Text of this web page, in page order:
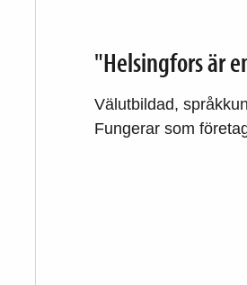
"Helsingfors är
Välutbildad,
Fungerar som